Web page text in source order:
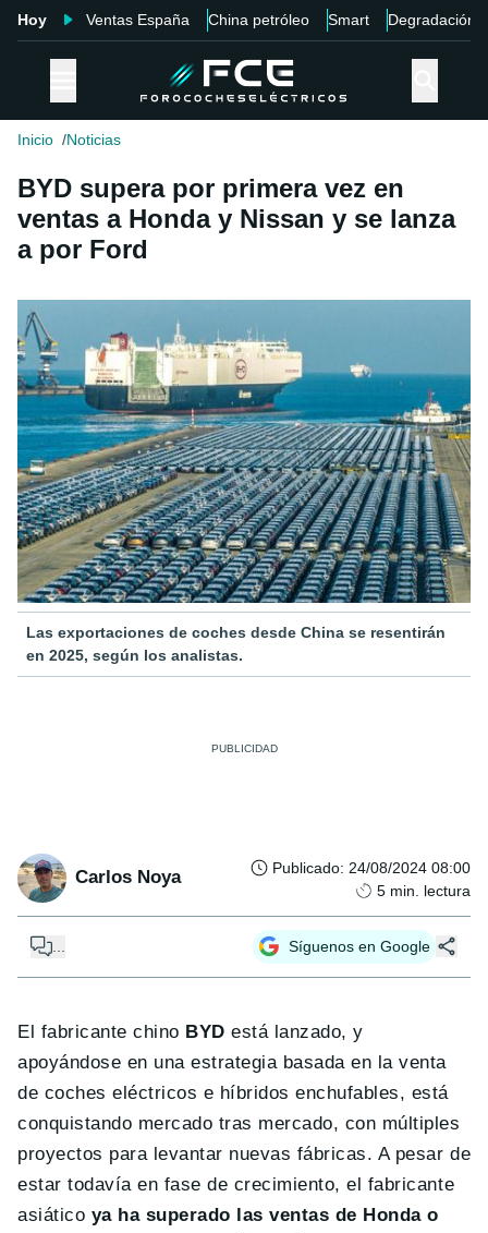
Hoy Ventas España China petróleo Smart Degradación
Inicio Noticias
BYD supera por primera vez en
ventas a Honda y Nissan y se lanza
a por Ford
Las exportaciones de coches desde China se resentirán
en 2025, según los analistas.
Carlos Noya Publicado: 24/08/2024 08:00
5 min. lectura
Síguenos en Google
El fabricante chino BYD está lanzado, y
apoyándose en una estrategia basada en la venta
de coches eléctricos e híbridos enchufables, está
conquistando mercado tras mercado, con múltiples
proyectos para levantar nuevas fábricas. A pesar de
estar todavía en fase de crecimiento, el fabricante
asiático ya ha superado las ventas de Honda o